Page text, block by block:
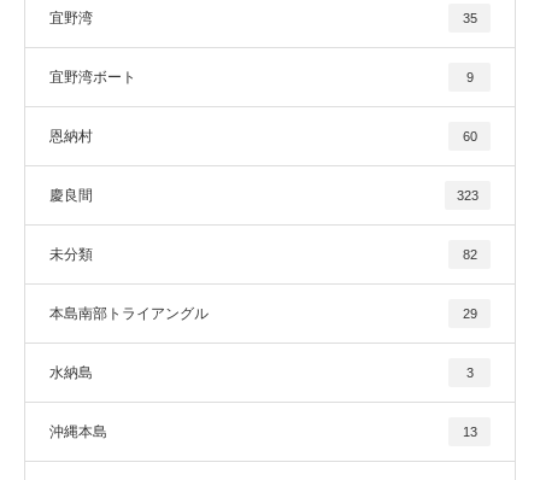
宜野湾 35
宜野湾ボート 9
恩納村 60
慶良間 323
未分類 82
本島南部トライアングル 29
水納島 3
沖縄本島 13